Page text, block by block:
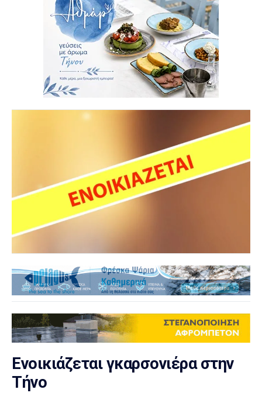
Ενοικιάζεται γκαρσονιέρα στην
Τήνο